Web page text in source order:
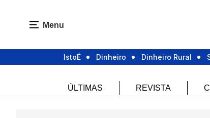
Menu
IstoÉ Dinheiro Dinheiro Rural
ÚLTIMAS REVISTA